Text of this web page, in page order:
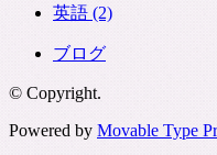
英語 (2)
ブログ
© Copyright.
Powered by Movable Type